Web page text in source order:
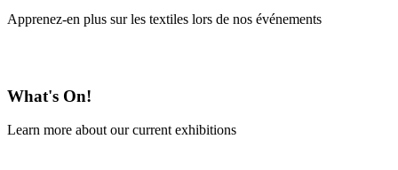
Apprenez-en plus sur les textiles lors de nos événements
What's On!
Learn more about our current exhibitions